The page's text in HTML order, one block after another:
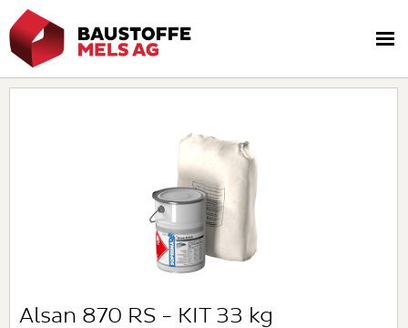
Alsan 870 RS - KIT 33 kg